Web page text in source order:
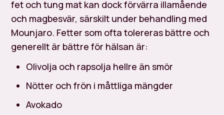
fet och tung mat kan dock förvärra illamående
och magbesvär, särskilt under behandling med
Mounjaro. Fetter som ofta tolereras bättre och
generellt är bättre för hälsan är:
Olivolja och rapsolja hellre än smör
Nötter och frön i måttliga mängder
Avokado